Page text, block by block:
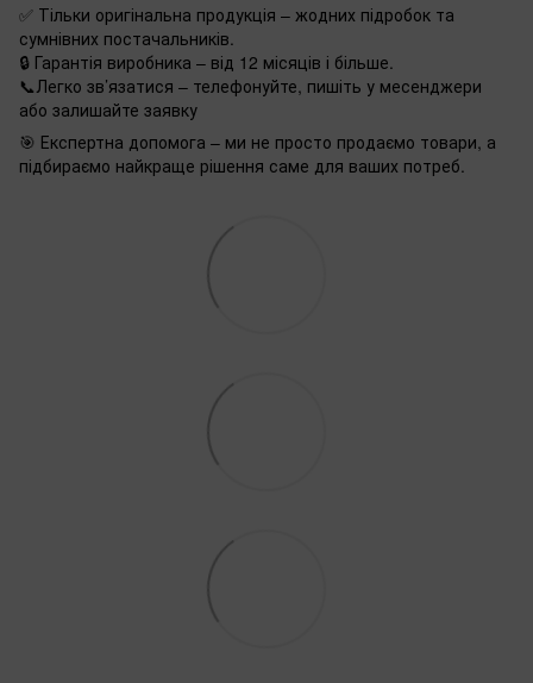
✅ Тільки оригінальна продукція – жодних підробок та
сумнівних постачальників.
🔒 Гарантія виробника – від 12 місяців і більше.
📞Легко зв’язатися – телефонуйте, пишіть у месенджери
або залишайте заявку
🎯 Експертна допомога – ми не просто продаємо товари, а
підбираємо найкраще рішення саме для ваших потреб.